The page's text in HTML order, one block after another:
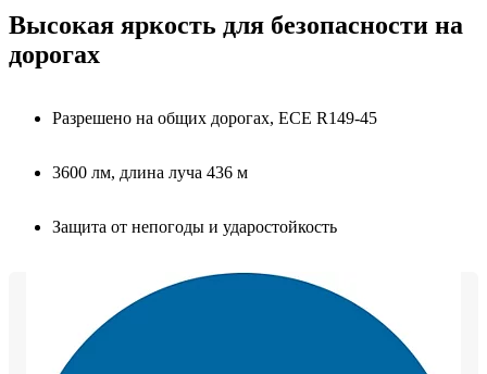
Высокая яркость для безопасности на
дорогах
Разрешено на общих дорогах, ECE R149-45
3600 лм, длина луча 436 м
Защита от непогоды и ударостойкость